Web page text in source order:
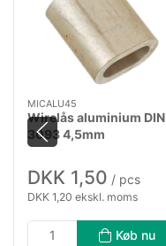
MICALU45
Wirelås aluminium DIN
3093 4,5mm
DKK 1,50 / pcs
DKK 1,20 ekskl. moms
Køb nu